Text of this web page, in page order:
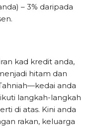
– 3% daripada
kad kredit anda,
hitam dan
anda
langkah-langkah
di atas. Kini anda
rakan, keluarga